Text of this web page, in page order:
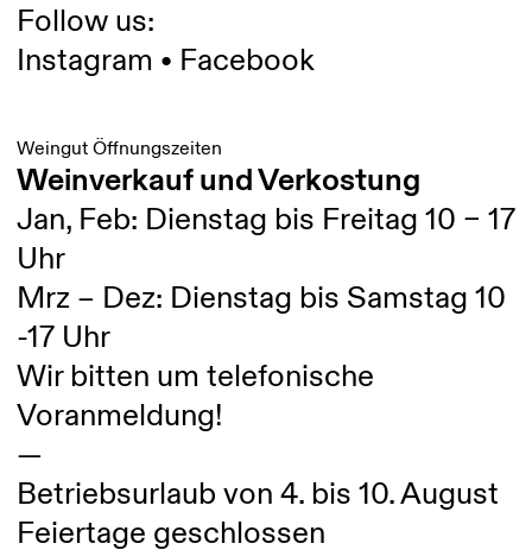
Follow us:
Instagram • Facebook
Weingut Öffnungszeiten
Weinverkauf und Verkostung
Jan, Feb: Dienstag bis Freitag 10 – 17
Uhr
Mrz – Dez: Dienstag bis Samstag 10
-17 Uhr
Wir bitten um telefonische
Voranmeldung!
—
Betriebsurlaub von 4. bis 10. August
Feiertage geschlossen